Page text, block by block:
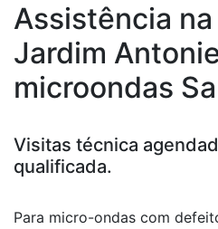
Assistência
Jardim
microondas
Visitas técnica
qualificada.
Para micro-ondas com